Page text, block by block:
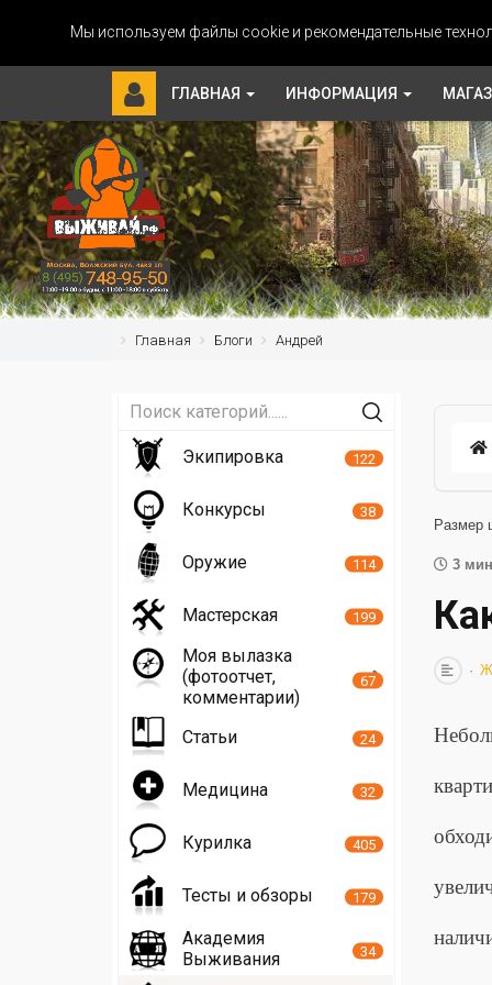
Мы используем файлы cookie и рекомендательные
ГЛАВНАЯ ИНФОРМАЦИЯ
Главная Блоги Андрей
Размер
3
Экипировка 122
Конкурсы 38
Оружие 114
Мастерская 199
Моя вылазка
(фотоотчет,
комментарии)
67
Статьи 24
Медицина 32
Курилка 405
Тесты и обзоры 179
Академия
Выживания
34